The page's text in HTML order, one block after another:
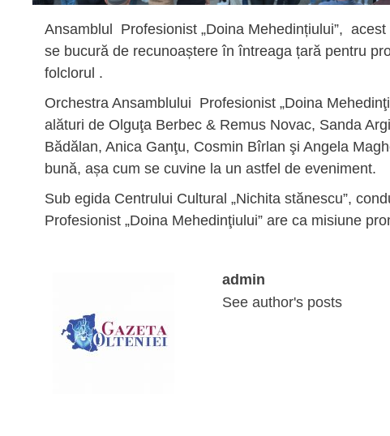
Ansamblul Profesionist „Doina Mehedințiului”,
se bucură de recunoaștere în întreaga țară pentru
folclorul .
Orchestra Ansamblului Profesionist „Doina
alături de Olguţa Berbec & Remus Novac, Sanda
Bădălan, Anica Ganţu, Cosmin Bîrlan şi Angela
bună, așa cum se cuvine la un astfel de eveniment.
Sub egida Centrului Cultural „Nichita stănescu”,
Profesionist „Doina Mehedinţiului” are ca misiune
admin
See author's posts